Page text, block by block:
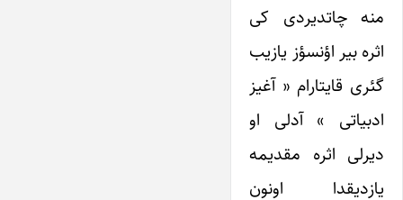
منه چاتدیردی کی
اثره بیر اؤنسؤز یازیب
گئری قایتارام « آغیز
ادبیاتی » آدلی او
دیرلی اثره مقدیمه
یازدیقدا اونون